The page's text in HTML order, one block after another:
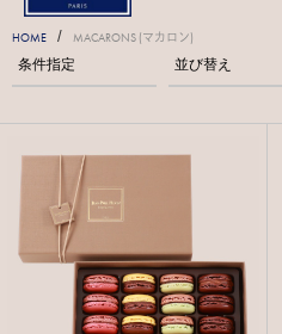
HOME / MACARONS (マカロン)
条件指定 並び替え